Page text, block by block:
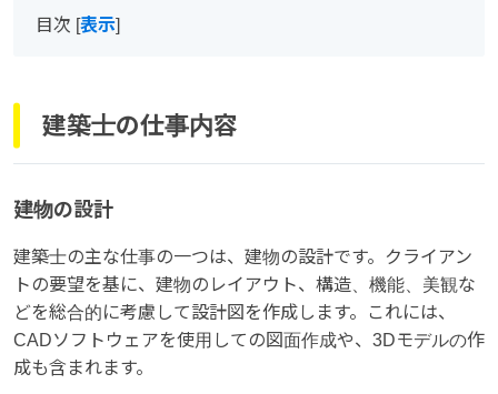
目次 [表示]
建築士の仕事内容
建物の設計
建築士の主な仕事の一つは、建物の設計です。クライアン
トの要望を基に、建物のレイアウト、構造、機能、美観な
どを総合的に考慮して設計図を作成します。これには、
CADソフトウェアを使用しての図面作成や、3Dモデルの作
成も含まれます。